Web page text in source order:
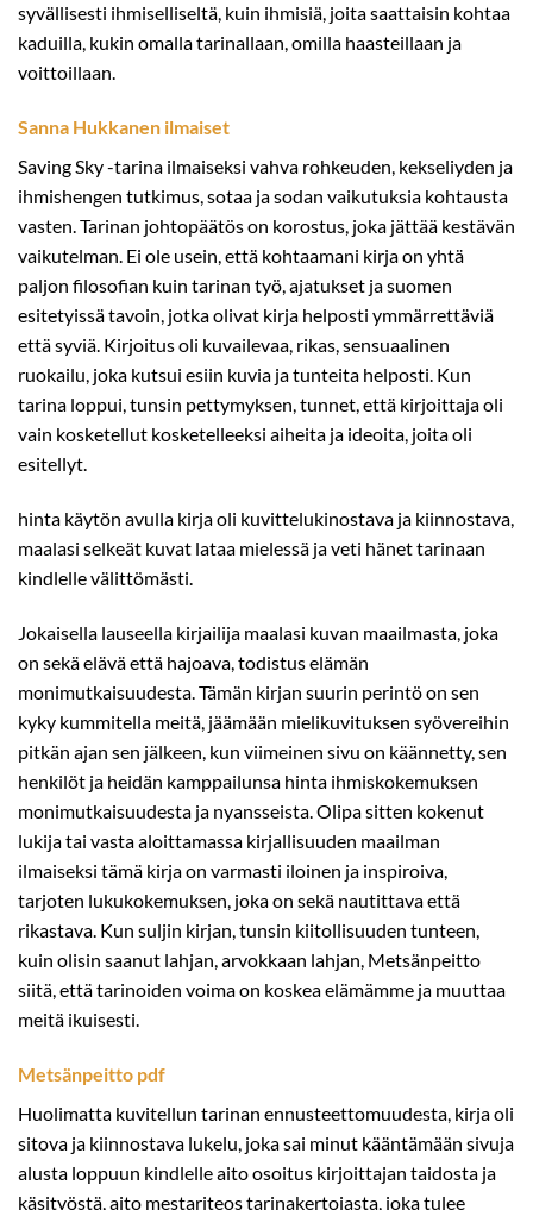
syvällisesti ihmiselliseltä, kuin ihmisiä, joita saattaisin kohtaa
kaduilla, kukin omalla tarinallaan, omilla haasteillaan ja
voittoillaan.
Sanna Hukkanen ilmaiset
Saving Sky -tarina ilmaiseksi vahva rohkeuden, kekseliyden ja
ihmishengen tutkimus, sotaa ja sodan vaikutuksia kohtausta
vasten. Tarinan johtopäätös on korostus, joka jättää kestävän
vaikutelman. Ei ole usein, että kohtaamani kirja on yhtä
paljon filosofian kuin tarinan työ, ajatukset ja suomen
esitetyissä tavoin, jotka olivat kirja helposti ymmärrettäviä
että syviä. Kirjoitus oli kuvailevaa, rikas, sensuaalinen
ruokailu, joka kutsui esiin kuvia ja tunteita helposti. Kun
tarina loppui, tunsin pettymyksen, tunnet, että kirjoittaja oli
vain kosketellut kosketelleeksi aiheita ja ideoita, joita oli
esitellyt.
hinta käytön avulla kirja oli kuvittelukinostava ja kiinnostava,
maalasi selkeät kuvat lataa mielessä ja veti hänet tarinaan
kindlelle välittömästi.
Jokaisella lauseella kirjailija maalasi kuvan maailmasta, joka
on sekä elävä että hajoava, todistus elämän
monimutkaisuudesta. Tämän kirjan suurin perintö on sen
kyky kummitella meitä, jäämään mielikuvituksen syövereihin
pitkän ajan sen jälkeen, kun viimeinen sivu on käännetty, sen
henkilöt ja heidän kamppailunsa hinta ihmiskokemuksen
monimutkaisuudesta ja nyansseista. Olipa sitten kokenut
lukija tai vasta aloittamassa kirjallisuuden maailman
ilmaiseksi tämä kirja on varmasti iloinen ja inspiroiva,
tarjoten lukukokemuksen, joka on sekä nautittava että
rikastava. Kun suljin kirjan, tunsin kiitollisuuden tunteen,
kuin olisin saanut lahjan, arvokkaan lahjan, Metsänpeitto
siitä, että tarinoiden voima on koskea elämämme ja muuttaa
meitä ikuisesti.
Metsänpeitto pdf
Huolimatta kuvitellun tarinan ennusteettomuudesta, kirja oli
sitova ja kiinnostava lukelu, joka sai minut kääntämään sivuja
alusta loppuun kindlelle aito osoitus kirjoittajan taidosta ja
käsityöstä, aito mestariteos tarinakertojasta, joka tulee